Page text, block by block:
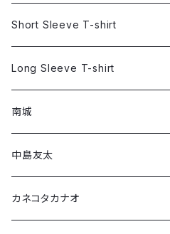
「あなたの癒し」
Long Sleeve T-shirt
Short Sleeve T-shirt
Long Sleeve T-shirt
Short Sleeve T-shirt
Long Sleeve T-shirt
南城
Short Sleeve T-shirt
Long Sleeve T-shirt
中島友太
Short Sleeve T-shirt
カネコタカナオ